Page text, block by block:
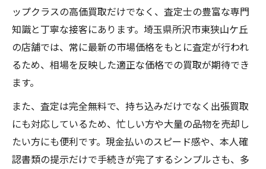
ップクラスの高価買取だけでなく、査定士の豊富な専門
知識と丁寧な接客にあります。埼玉県所沢市東狭山ケ丘
の店舗では、常に最新の市場価格をもとに査定が行われ
るため、相場を反映した適正な価格での買取が期待でき
ます。
また、査定は完全無料で、持ち込みだけでなく出張買取
にも対応しているため、忙しい方や大量の品物を売却し
たい方にも便利です。現金払いのスピード感や、本人確
認書類の提示だけで手続きが完了するシンプルさも、多